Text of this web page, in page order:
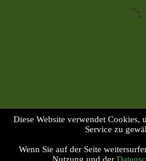
Copyright © 2023 Jugendzentrum
Diese Website verwendet Cookies,
Service zu
Wenn Sie auf der Seite